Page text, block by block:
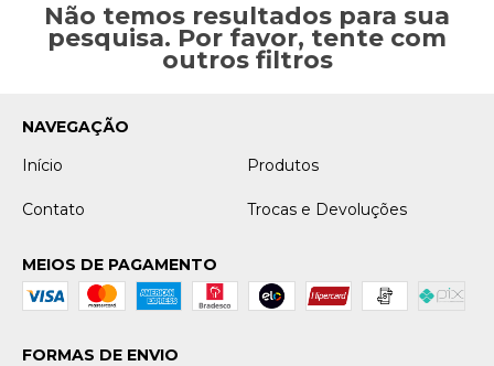
Não temos resultados para sua
pesquisa. Por favor, tente com
outros filtros
NAVEGAÇÃO
Início
Produtos
Contato Trocas e Devoluções
MEIOS DE PAGAMENTO
FORMAS DE ENVIO